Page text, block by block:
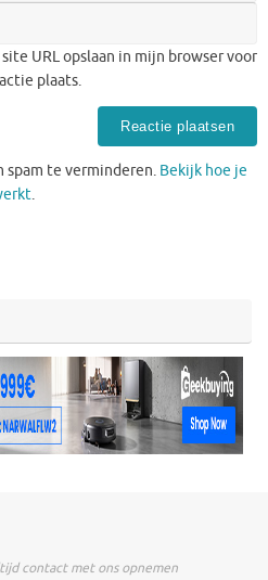
URL opslaan in mijn browser voor
plaats.
spam te verminderen. Bekijk hoe je
.
contact met ons opnemen